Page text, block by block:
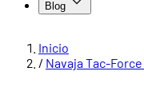
Blog
Inicio
/ Navaja Tac-